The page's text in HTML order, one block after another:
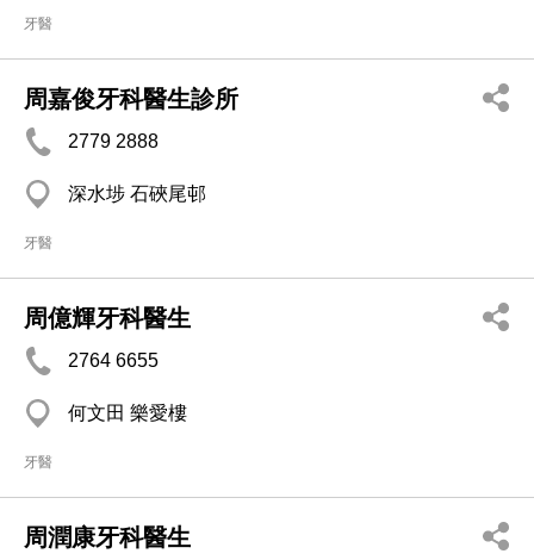
牙醫
周嘉俊牙科醫生診所
2779 2888
深水埗 石硤尾邨
牙醫
周億輝牙科醫生
2764 6655
何文田 樂愛樓
牙醫
周潤康牙科醫生